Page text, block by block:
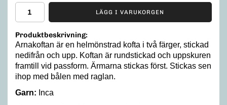
LÄGG I VARUKORGEN
Produktbeskrivning:
Arnakoftan är en helmönstrad kofta i två färger, stickad
nedifrån och upp. Koftan är rundstickad och uppskuren
framtill vid passform. Ärmarna stickas först. Stickas sen
ihop med bålen med raglan.
Garn: Inca